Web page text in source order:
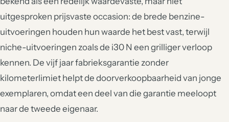
uitgesproken prijsvaste occasion: de brede benzine-
uitvoeringen houden hun waarde het best vast, terwijl
niche-uitvoeringen zoals de i30 N een grilliger verloop
kennen. De vijf jaar fabrieksgarantie zonder
kilometerlimiet helpt de doorverkoopbaarheid van jonge
exemplaren, omdat een deel van die garantie meeloopt
naar de tweede eigenaar.